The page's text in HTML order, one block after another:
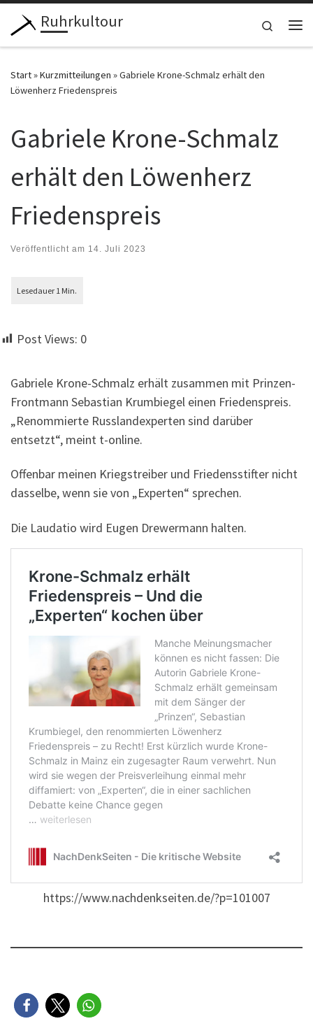
Zum Inhalt springen
Ruhrkultour
Search
Start»Kurzmitteilungen »Gabriele Krone-Schmalz erhält den
Löwenherz Friedenspreis
Gabriele Krone-Schmalz
erhält den Löwenherz
Friedenspreis
Veröffentlicht am 14. Juli 2023
Post Views: 0
Gabriele Krone-Schmalz erhält zusammen mit Prinzen-
Frontmann Sebastian Krumbiegel einen Friedenspreis.
„Renommierte Russlandexperten sind darüber
entsetzt“, meint t-online.
Offenbar meinen Kriegstreiber und Friedensstifter nicht
dasselbe, wenn sie von „Experten“ sprechen.
Die Laudatio wird Eugen Drewermann halten.
https://www.nachdenkseiten.de/?p=101007